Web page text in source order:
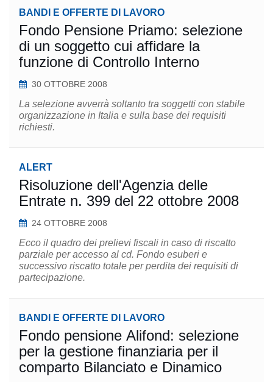
BANDI E OFFERTE DI LAVORO
Fondo Pensione Priamo: selezione
di un soggetto cui affidare la
funzione di Controllo Interno
30 OTTOBRE 2008
La selezione avverrà soltanto tra soggetti con stabile
organizzazione in Italia e sulla base dei requisiti
richiesti.
ALERT
Risoluzione dell'Agenzia delle
Entrate n. 399 del 22 ottobre 2008
24 OTTOBRE 2008
Ecco il quadro dei prelievi fiscali in caso di riscatto
parziale per accesso al cd. Fondo esuberi e
successivo riscatto totale per perdita dei requisiti di
partecipazione.
BANDI E OFFERTE DI LAVORO
Fondo pensione Alifond: selezione
per la gestione finanziaria per il
comparto Bilanciato e Dinamico